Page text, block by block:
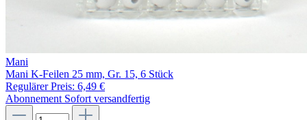
Mani
Mani K-Feilen 25 mm, Gr. 15, 6 Stück
Regulärer Preis: 6,49 €
Abonnement Sofort versandfertig